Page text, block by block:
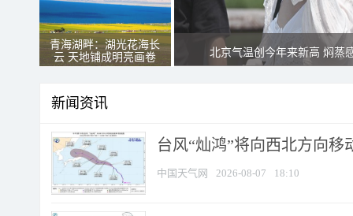
青海湖畔：湖光花海长
云 天地铺成明亮画卷
北京气温创今年来新高 焖蒸
新闻资讯
台风“灿鸿”将向西北方向移
中国天气网 2026-08-07 18:10